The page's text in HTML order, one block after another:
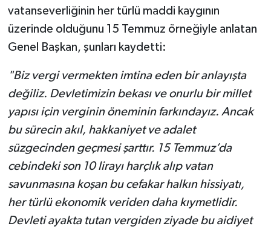
vatanseverliğinin her türlü maddi kaygının
üzerinde olduğunu 15 Temmuz örneğiyle anlatan
Genel Başkan, şunları kaydetti:
"Biz vergi vermekten imtina eden bir anlayışta
değiliz. Devletimizin bekası ve onurlu bir millet
yapısı için verginin öneminin farkındayız. Ancak
bu sürecin akıl, hakkaniyet ve adalet
süzgecinden geçmesi şarttır. 15 Temmuz’da
cebindeki son 10 lirayı harçlık alıp vatan
savunmasına koşan bu cefakar halkın hissiyatı,
her türlü ekonomik veriden daha kıymetlidir.
Devleti ayakta tutan vergiden ziyade bu aidiyet